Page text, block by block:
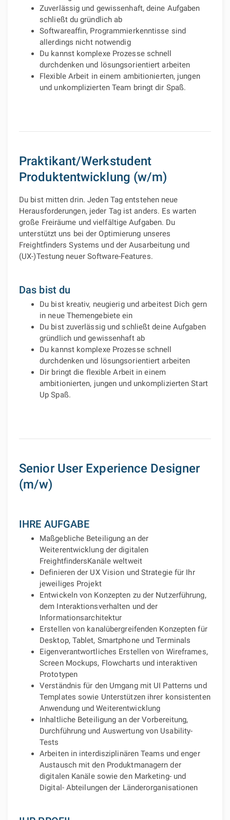
Zuverlässig und gewissenhaft, deine Aufgaben
schließt du gründlich ab
Softwareaffin, Programmierkenntisse sind
allerdings nicht notwendig
Du kannst komplexe Prozesse schnell
durchdenken und lösungsorientiert arbeiten
Flexible Arbeit in einem ambitionierten, jungen
und unkomplizierten Team bringt dir Spaß.
Praktikant/Werkstudent
Produktentwicklung (w/m)
Du bist mitten drin. Jeden Tag entstehen neue
Herausforderungen, jeder Tag ist anders. Es warten
große Freiräume und vielfältige Aufgaben. Du
unterstützt uns bei der Optimierung unseres
Freightfinders Systems und der Ausarbeitung und
(UX-)Testung neuer Software-Features.
Das bist du
Du bist kreativ, neugierig und arbeitest Dich gern
in neue Themengebiete ein
Du bist zuverlässig und schließt deine Aufgaben
gründlich und gewissenhaft ab
Du kannst komplexe Prozesse schnell
durchdenken und lösungsorientiert arbeiten
Dir bringt die flexible Arbeit in einem
ambitionierten, jungen und unkomplizierten Start
Up Spaß.
Senior User Experience Designer
(m/w)
IHRE AUFGABE
Maßgebliche Beteiligung an der
Weiterentwicklung der digitalen
FreightfindersKanäle weltweit
Definieren der UX Vision und Strategie für Ihr
jeweiliges Projekt
Entwickeln von Konzepten zu der Nutzerführung,
dem Interaktionsverhalten und der
Informationsarchitektur
Erstellen von kanalübergreifenden Konzepten für
Desktop, Tablet, Smartphone und Terminals
Eigenverantwortliches Erstellen von Wireframes,
Screen Mockups, Flowcharts und interaktiven
Prototypen
Verständnis für den Umgang mit UI Patterns und
Templates sowie Unterstützen ihrer konsistenten
Anwendung und Weiterentwicklung
Inhaltliche Beteiligung an der Vorbereitung,
Durchführung und Auswertung von Usability-
Tests
Arbeiten in interdisziplinären Teams und enger
Austausch mit den Produktmanagern der
digitalen Kanäle sowie den Marketing- und
Digital- Abteilungen der Länderorganisationen